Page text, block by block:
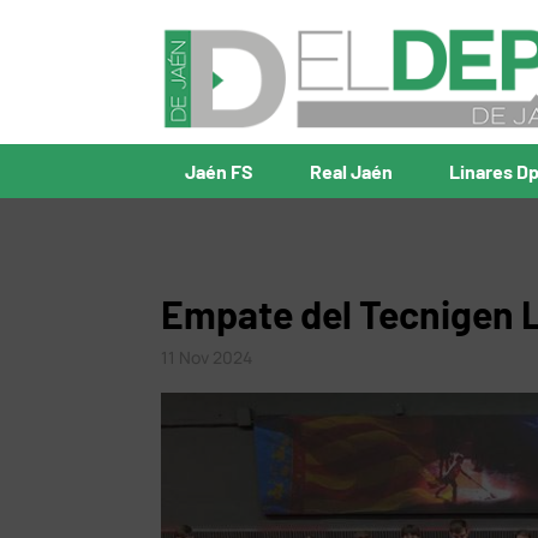
Jaén FS Real Jaén Linares
Empate del Tecnigen